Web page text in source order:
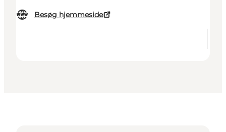
Besøg hjemmeside